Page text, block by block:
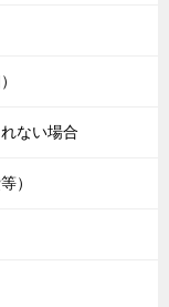
ない場合
）